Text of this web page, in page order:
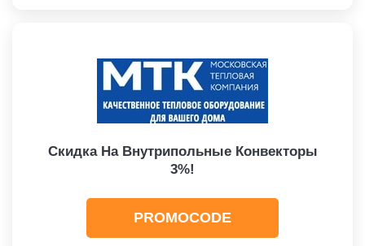
Скидка На Внутрипольные Конвекторы
3%!
PROMOCODE